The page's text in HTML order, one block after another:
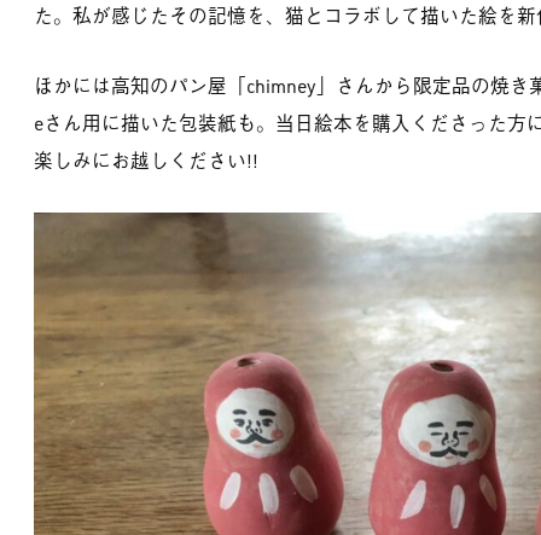
た。私が感じたその記憶を、猫とコラボして描いた絵を
ほかには高知のパン屋「chimney」さんから限定品の焼き
eさん用に描いた包装紙も。当日絵本を購入くださった方
楽しみにお越しください!!